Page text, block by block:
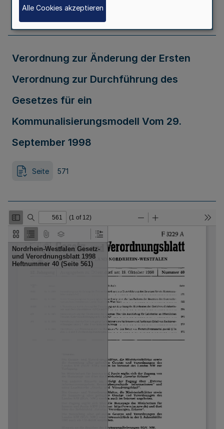
Seite 434
Verordnung zur Änderung der Ersten
Verordnung zur Durchführung des
Gesetzes für ein
Kommunalisierungsmodell Vom 29.
September 1998
Seite 571
Alle Cookies akzeptieren